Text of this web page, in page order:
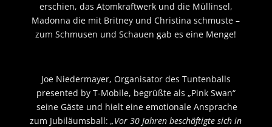
erschien, das Atomkraftwerk und die Müllinsel,
Madonna die mit Britney und Christina schmuste –
zum Schmusen und Schauen gab es eine Menge!
Joe Niedermayer, Organisator des Tuntenballs
presented by T-Mobile, begrüßte als „Pink Swan“
seine Gäste und hielt eine emotionale Ansprache
zum Jubiläumsball:„Vor 30 Jahren beschäftigte sich in